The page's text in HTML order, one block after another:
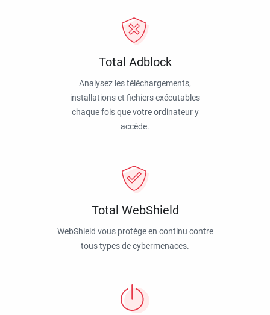
Total Adblock
Analysez les téléchargements,
installations et fichiers exécutables
chaque fois que votre ordinateur y
accède.
Total WebShield
WebShield vous protège en continu contre
tous types de cybermenaces.